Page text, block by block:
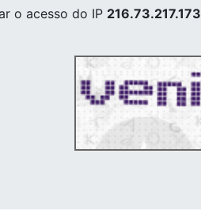
o acesso do IP 216.73.217.173